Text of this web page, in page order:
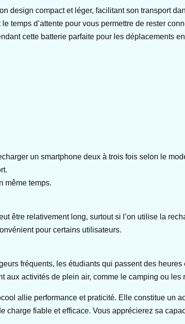
design compact et léger, facilitant son transport
temps d’attente pour vous permettre de rester
cette batterie parfaite pour les déplacements
un smartphone deux à trois fois selon le
même temps.
être relativement long, surtout si l’on utilise la
pour certains utilisateurs.
fréquents, les étudiants qui passent des
aux activités de plein air, comme le camping ou
allie performance et praticité. Elle constitue un
charge fiable et efficace. Vous apprécierez sa